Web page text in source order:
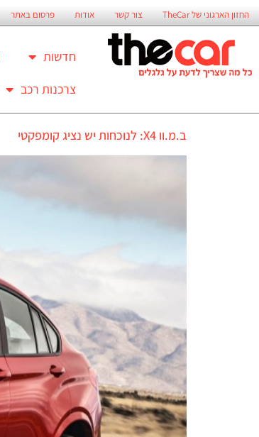
החזון הארגוני של TheCar צור קשר אודות פרסום באתר
חדשות
צרכנות רכב
ב.מ.וו X4: לנוכחות יש נציג קומפקטי